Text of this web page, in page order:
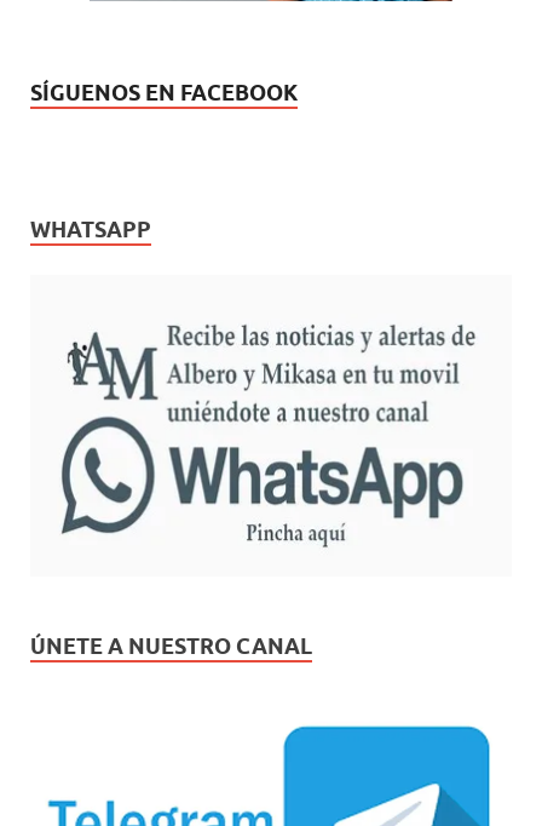
SÍGUENOS EN FACEBOOK
WHATSAPP
ÚNETE A NUESTRO CANAL